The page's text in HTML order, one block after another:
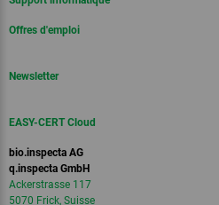
Offres d'emploi
Newsletter
EASY-CERT Cloud
bio.inspecta AG
q.inspecta GmbH
Ackerstrasse 117
5070 Frick, Suisse